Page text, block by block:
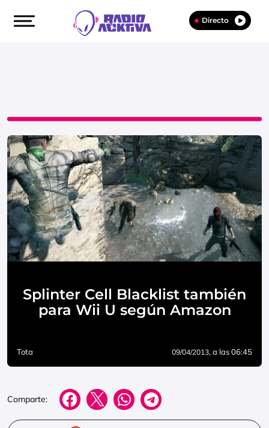
Directo
Splinter Cell Blacklist también
para Wii U según Amazon
Tota 09/04/2013, a las 06:45
Comparte: